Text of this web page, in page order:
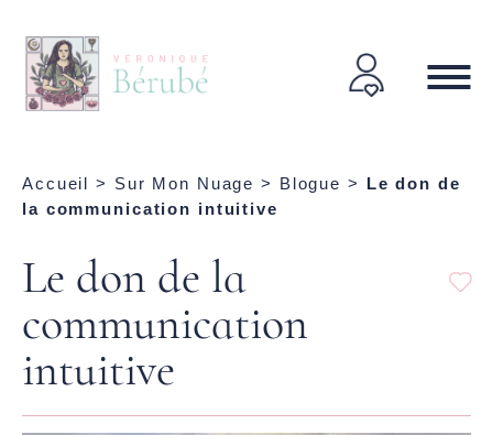
Accueil > Sur Mon Nuage > Blogue > Le don de
la communication intuitive
Le don de la
communication
intuitive